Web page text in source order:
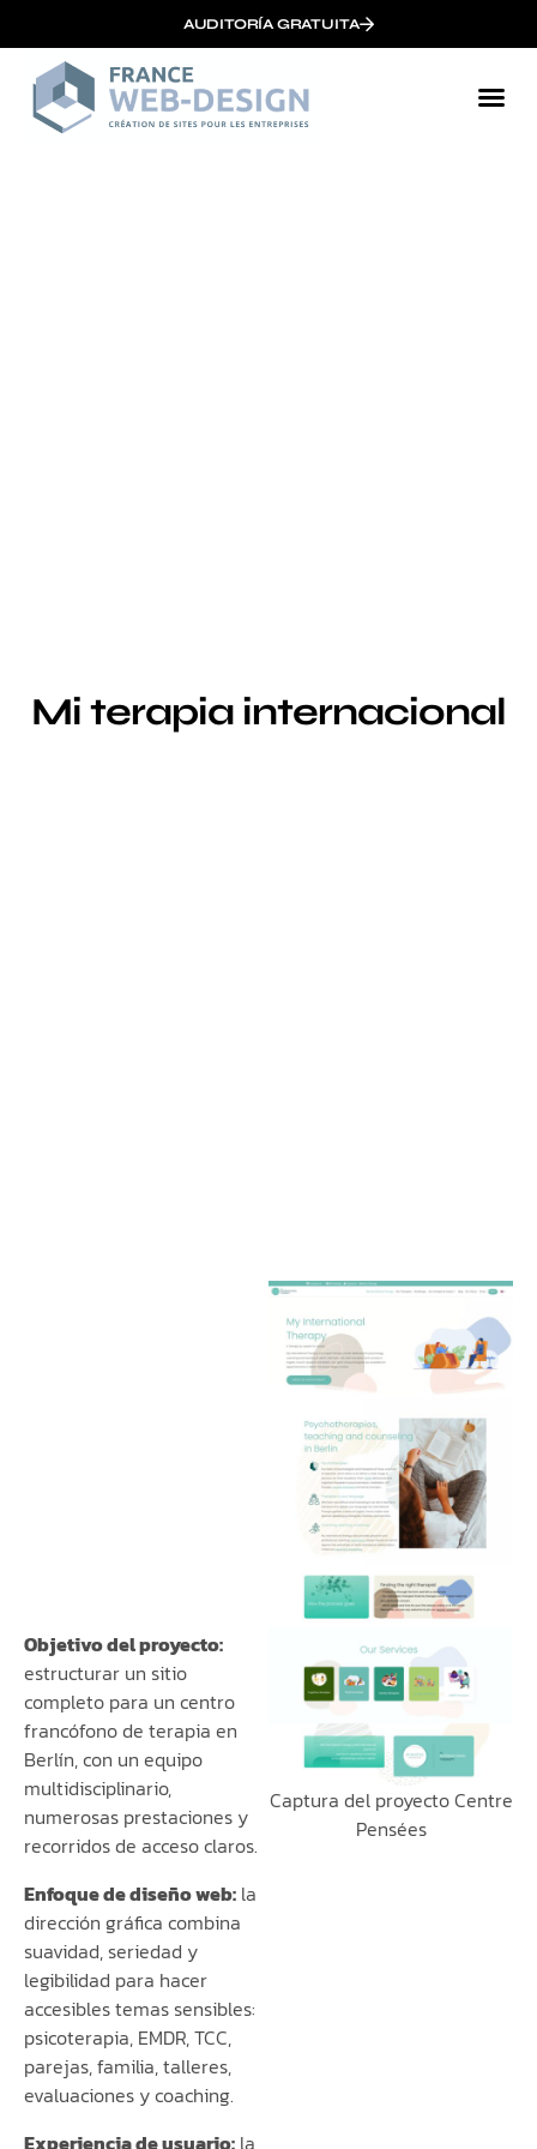
AUDITORÍA GRATUITA
Mi terapia internacional
Objetivo del proyecto:
estructurar un sitio
completo para un centro
francófono de terapia en
Berlín, con un equipo
multidisciplinario,
numerosas prestaciones y
recorridos de acceso claros.
Enfoque de diseño web: la
dirección gráfica combina
suavidad, seriedad y
legibilidad para hacer
accesibles temas sensibles:
psicoterapia, EMDR, TCC,
parejas, familia, talleres,
evaluaciones y coaching.
Experiencia de usuario: la
Captura del proyecto Centre
Pensées